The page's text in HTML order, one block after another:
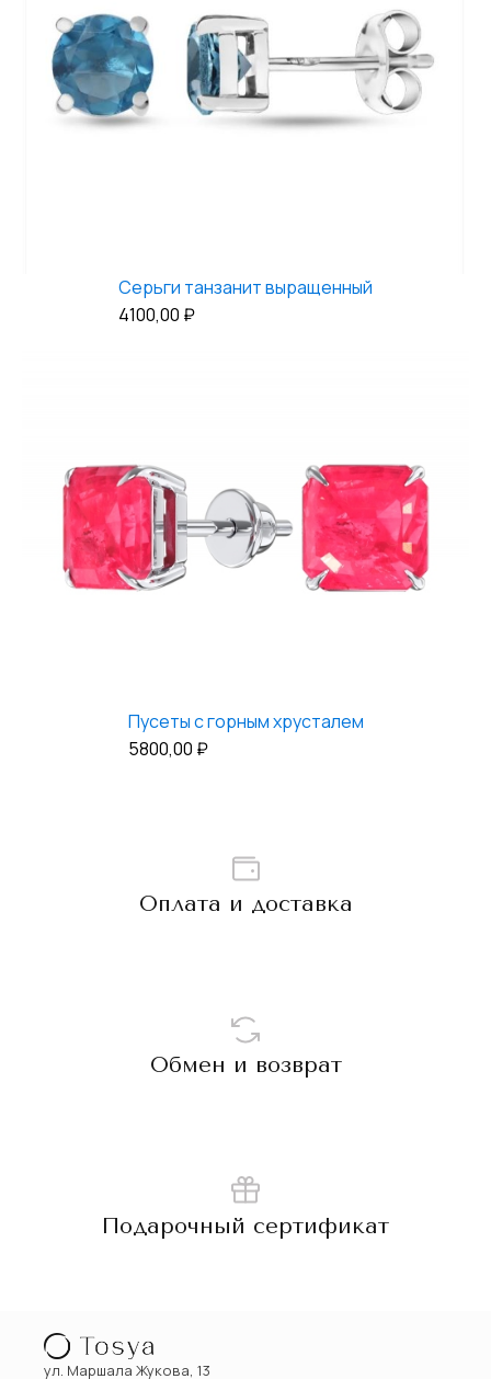
Серьги танзанит выращенный
4100,00 ₽
Пусеты с горным хрусталем
5800,00 ₽
Оплата и доставка
Обмен и возврат
Подарочный сертификат
ул. Маршала Жукова, 13